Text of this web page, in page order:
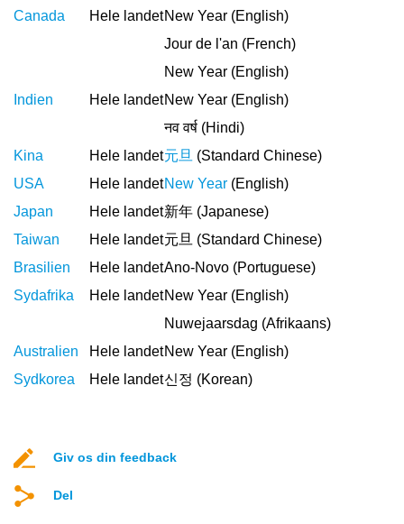
Canada Hele landet New Year (English)
Jour de l'an (French)
New Year (English)
Indien
Hele landet New Year (English)
नव वर्ष (Hindi)
Kina
Hele landet元旦 (Standard Chinese)
USA
Hele landet New Year (English)
Japan
Hele landet新年 (Japanese)
Taiwan
Hele landet元旦 (Standard Chinese)
Brasilien
Hele landetAno-Novo (Portuguese)
Sydafrika
Hele landet New Year (English)
Nuwejaarsdag (Afrikaans)
Australien
Hele landet New Year (English)
Sydkorea
Hele landet신정 (Korean)
Giv os din feedback
Del